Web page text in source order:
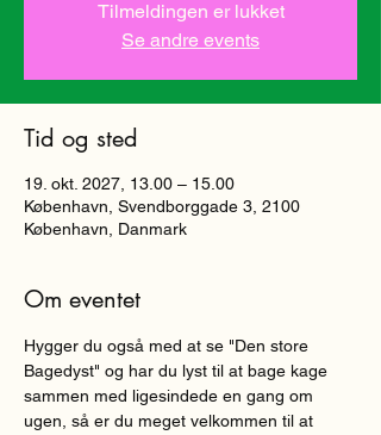
Tilmeldingen er lukket
Se andre events
Tid og sted
19. okt. 2027, 13.00 – 15.00
København, Svendborggade 3, 2100
København, Danmark
Om eventet
Hygger du også med at se "Den store
Bagedyst" og har du lyst til at bage kage
sammen med ligesindede en gang om
ugen, så er du meget velkommen til at